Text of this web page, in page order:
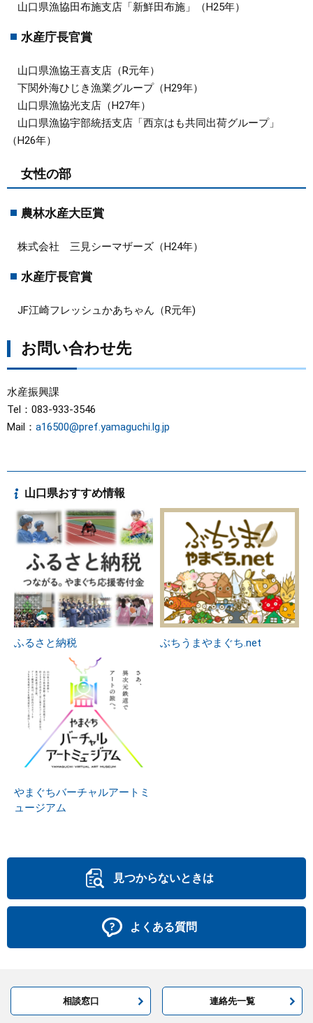
山口県漁協田布施支店「新鮮田布施」（H25年）
水産庁長官賞
山口県漁協王喜支店（R元年）
下関外海ひじき漁業グループ（H29年）
山口県漁協光支店（H27年）
山口県漁協宇部統括支店「西京はも共同出荷グループ」
（H26年）
女性の部
農林水産大臣賞
株式会社 三見シーマザーズ（H24年）
水産庁長官賞
JF江崎フレッシュかあちゃん（R元年)
お問い合わせ先
水産振興課
Tel：083-933-3546
Mail： a16500@pref.yamaguchi.lg.jp
山口県おすすめ情報
ふるさと納税 ぶちうまやまぐち.net
やまぐちバーチャルアートミ
ュージアム
見つからないときは
よくある質問
相談窓口 連絡先一覧